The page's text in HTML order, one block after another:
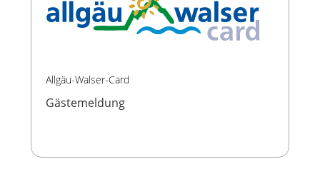
Allgäu-Walser-Card
Gästemeldung